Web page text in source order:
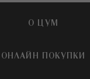
О ЦУМ
О магазине
ОНЛАЙН ПОКУПКИ